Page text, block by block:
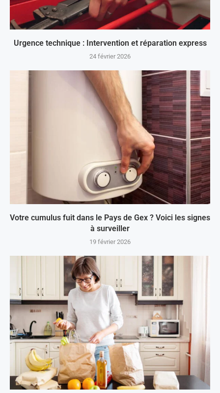
Urgence technique : Intervention et réparation express
24 février 2026
Votre cumulus fuit dans le Pays de Gex ? Voici les signes
à surveiller
19 février 2026